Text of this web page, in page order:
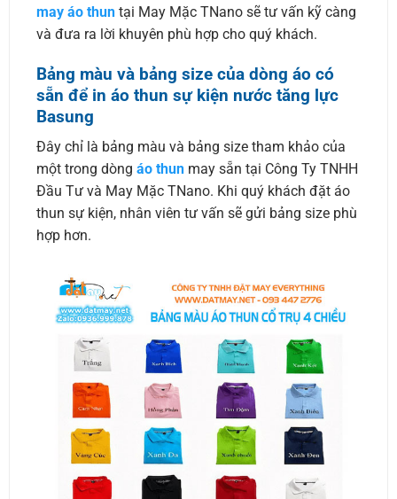
may áo thuntại May Mặc TNano sẽ tư vấn kỹ càng
và đưa ra lời khuyên phù hợp cho quý khách.
Bảng màu và bảng size của dòng áo có
sẵn để in áo thun sự kiện nước tăng lực
Basung
Đây chỉ là bảng màu và bảng size tham khảo của
một trong dòng áo thunmay sẵn tại Công Ty TNHH
Đầu Tư và May Mặc TNano. Khi quý khách đặt áo
thun sự kiện, nhân viên tư vấn sẽ gửi bảng size phù
hợp hơn.